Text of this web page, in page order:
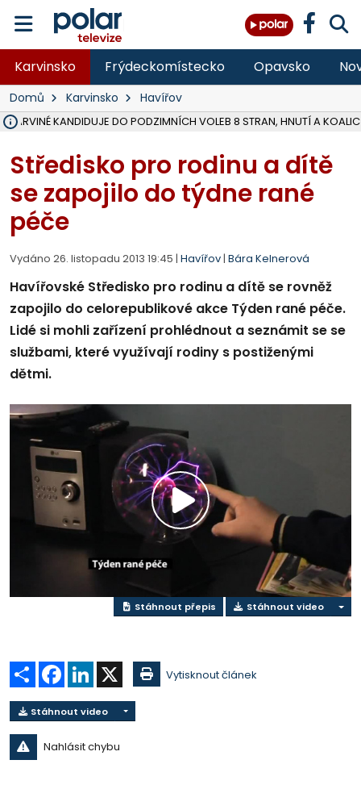
Karvinsko Frýdeckomístecko Opavsko
Domů Karvinsko Havířov
V KARVINÉ KANDIDUJE DO PODZIMNÍCH VOLEB 8 STRAN, HNUTÍ A KOALIC
Středisko pro rodinu a dítě
se zapojilo do týdne rané
péče
Vydáno 26. listopadu 2013 19:45 | Havířov | Bára Kelnerová
Havířovské Středisko pro rodinu a dítě se rovněž
zapojilo do celorepublikové akce Týden rané péče.
Lidé si mohli zařízení prohlédnout a seznámit se se
službami, které využívají rodiny s postiženými
dětmi.
Přehrát
Stáhnout přepis Stáhnout video
Sdílet Facebook
LinkedIn Vytisknout článek
Stáhnout video
Nahlásit chybu